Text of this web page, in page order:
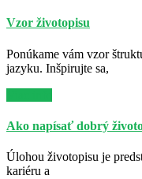
Vzor životopisu
Ponúkame vám vzor
jazyku. Inšpirujte sa,
Ako napísať dobrý
Úlohou životopisu je
kariéru a